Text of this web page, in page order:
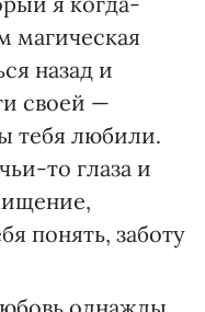
магическая
назад и
своей —
тебя любили.
то глаза и
понять, заботу